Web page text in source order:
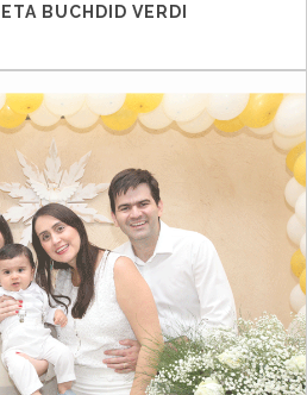
BUCHDID VERDI